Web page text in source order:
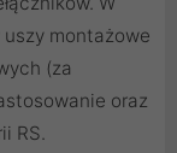
uszy montażowe
(za
oraz
RS.